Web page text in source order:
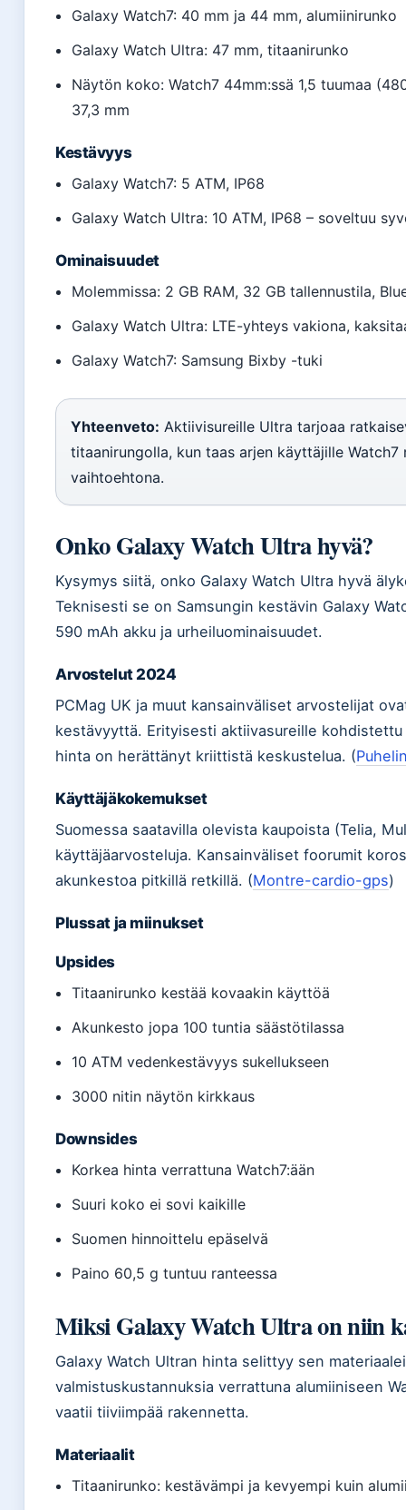
Galaxy Watch7: 40 mm ja 44 mm, alumiinirunko
Galaxy Watch Ultra: 47 mm, titaanirunko
Näytön koko: Watch7 44mm:ssä 1,5 tuumaa
37,3 mm
Kestävyys
Galaxy Watch7: 5 ATM, IP68
Galaxy Watch Ultra: 10 ATM, IP68 – soveltuu
Ominaisuudet
Molemmissa: 2 GB RAM, 32 GB tallennustila,
Galaxy Watch Ultra: LTE-yhteys vakiona,
Galaxy Watch7: Samsung Bixby -tuki
Yhteenveto: Aktiivisureille Ultra tarjoaa
titaanirungolla, kun taas arjen käyttäjille
vaihtoehtona.
Onko Galaxy Watch Ultra hyvä?
Kysymys siitä, onko Galaxy Watch Ultra hyvä
Teknisesti se on Samsungin kestävin Galaxy
590 mAh akku ja urheiluominaisuudet.
Arvostelut 2024
PCMag UK ja muut kansainväliset arvostelijat
kestävyyttä. Erityisesti aktiivasureille
hinta on herättänyt kriittistä keskustelua. (
Käyttäjäkokemukset
Suomessa saatavilla olevista kaupoista (Telia,
käyttäjäarvosteluja. Kansainväliset foorumit
akunkestoa pitkillä retkillä. (Montre-cardio-gps)
Plussat ja miinukset
Upsides
Titaanirunko kestää kovaakin käyttöä
Akunkesto jopa 100 tuntia säästötilassa
10 ATM vedenkestävyys sukellukseen
3000 nitin näytön kirkkaus
Downsides
Korkea hinta verrattuna Watch7:ään
Suuri koko ei sovi kaikille
Suomen hinnoittelu epäselvä
Paino 60,5 g tuntuu ranteessa
Miksi Galaxy Watch Ultra on niin
Galaxy Watch Ultran hinta selittyy sen
valmistuskustannuksia verrattuna alumiiniseen
vaatii tiiviimpää rakennetta.
Materiaalit
Titaanirunko: kestävämpi ja kevyempi kuin